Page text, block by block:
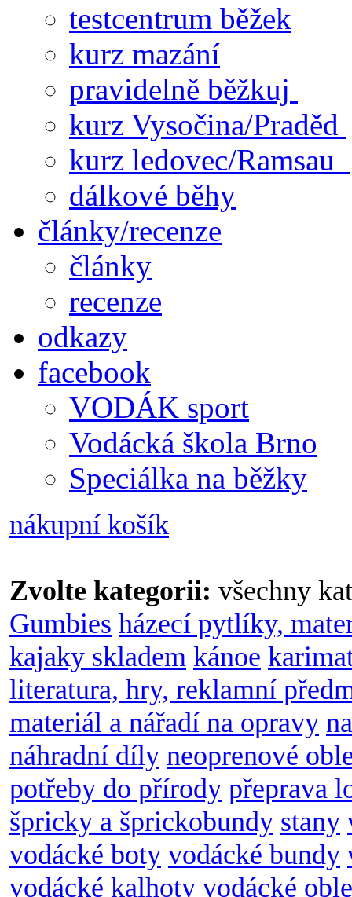
testcentrum běžek
kurz mazání
pravidelně běžkuj
kurz Vysočina/Praděd
kurz ledovec/Ramsau
dálkové běhy
články/recenze
články
recenze
odkazy
facebook
VODÁK sport
Vodácká škola Brno
Speciálka na běžky
nákupní košík
Zvolte kategorii: všechny
Gumbies házecí pytlíky,
kajaky skladem kánoe
literatura, hry, reklamní
materiál a nářadí na opravy
náhradní díly neoprenové
potřeby do přírody přeprava
špricky a šprickobundy stany
vodácké boty vodácké bundy
vodácké kalhoty vodácké